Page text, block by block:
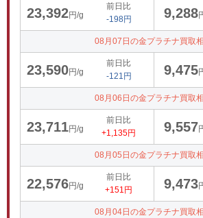
23,392円/g
前日比
-198円
9,288
08月07日の金プラチナ買取
23,590円/g
前日比
-121円
9,475
08月06日の金プラチナ買取
23,711円/g
前日比
+1,135円
9,557
08月05日の金プラチナ買取
22,576円/g
前日比
+151円
9,473
08月04日の金プラチナ買取